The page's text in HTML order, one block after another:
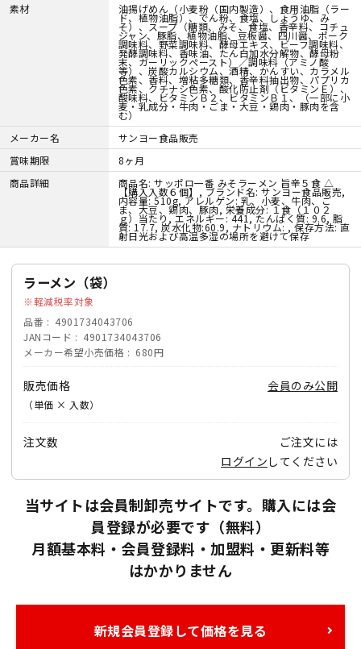
素材
油揚げめん（小麦粉（国内製造）、食用油脂（ラー
ド、植物油脂）、でん粉、食塩、しょうゆ、み
そ）、スープ（糖類、みそ、食塩、香辛料、コチュ
ジャン、豚脂、植物油脂、豆板醤、四川醤、ポーク
調味料、野菜調味料、酵母エキス、ビーフ調味料、
発酵調味料、香味油、たん白加水分解物、酵母粉
末、ガーリックペースト）／調味料（アミノ酸
等）、炭酸カルシウム、酒精、かんすい、カラメル
色素、香料、増粘多糖類、香辛料抽出物、パプリカ
色素、クチナシ色素、酸化防止剤（ビタミンＥ）、
酸味料、ビタミンＢ２、ビタミンＢ１、（一部に小
麦・乳成分・牛肉・ごま・大豆・鶏肉・豚肉を含
む）
メーカー名
サンヨー食品販売
賞味期限
8ヶ月
商品詳細
商品名: サッポロ一番 みそラーメン 旨辛５食 △
【購入入数６個】, ブランド名: サンヨー食品販売,
内容量: 510g, アレルゲン: 乳、小麦、牛肉、ご
ま、大豆、鶏肉、豚肉, 栄養成分: １食（１０２
ｇ）当たり, エネルギー: 441, たんぱく質: 9.6, 脂
質: 17.7, 炭水化物:60.9, ナトリウム: , 保存方法: 直
射日光および高温多湿の場所を避けて保存
ラーメン（袋）
軽減税率対象
品番
4901734043706
JANコード
4901734043706
メーカー希望小売価格
680円
販売価格
（単価 × 入数）
会員のみ公開
注文数
ご注文には
ログイン してください
当サイトは会員制卸売サイトです。購入には会
員登録が必要です（無料）
月額基本料・会員登録料・加盟料・更新料等
はかかりません
新規会員登録して価格を見る